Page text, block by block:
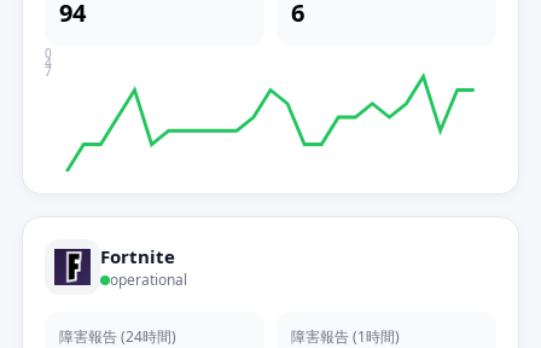
94 6
7
4
0
Fortnite
operational
障害報告 (24時間) 障害報告 (1時間)